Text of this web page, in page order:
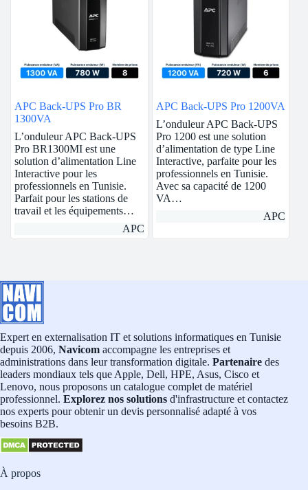
APC Back-UPS Pro BR
1300VA
L’onduleur APC Back-UPS
Pro BR1300MI est une
solution d’alimentation Line
Interactive pour les
professionnels en Tunisie.
Parfait pour les stations de
travail et les équipements…
APC
APC Back-UPS Pro 1200VA
L’onduleur APC Back-UPS
Pro 1200 est une solution
d’alimentation de type Line
Interactive, parfaite pour les
professionnels en Tunisie.
Avec sa capacité de 1200
VA…
APC
Expert en externalisation IT et solutions informatiques en Tunisie
depuis 2006, Navicom accompagne les entreprises et
administrations dans leur transformation digitale. Partenaire des
leaders mondiaux tels que Apple, Dell, HPE, Asus, Cisco et
Lenovo, nous proposons un catalogue complet de matériel
professionnel. Explorez nos solutions d'infrastructure et contactez
nos experts pour obtenir un devis personnalisé adapté à vos
besoins B2B.
À propos